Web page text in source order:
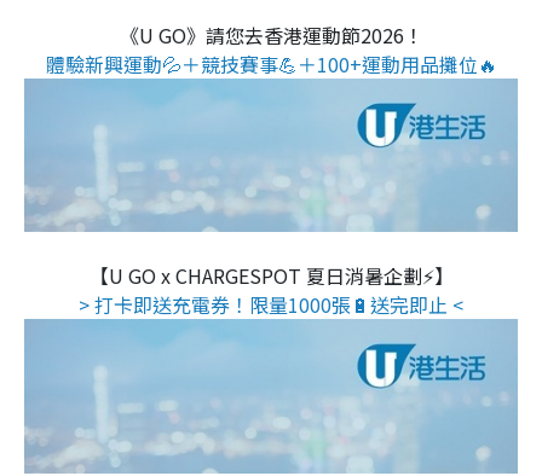
《U GO》請您去香港運動節2026！
體驗新興運動💦＋競技賽事💪＋100+運動用品攤位🔥
【U GO x CHARGESPOT 夏日消暑企劃⚡】
> 打卡即送充電券！限量1000張🔋送完即止 <